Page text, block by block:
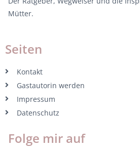
Mütter.
Seiten
Kontakt
Gastautorin werden
Impressum
Datenschutz
Folge mir auf